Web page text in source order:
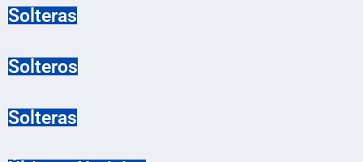
Solteras
Solteros
Solteras